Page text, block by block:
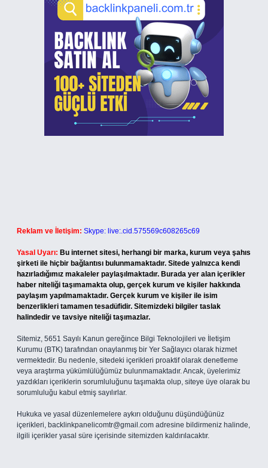
Reklam ve İletişim: Skype: live:.cid.575569c608265c69
Yasal Uyarı: Bu internet sitesi, herhangi bir marka, kurum veya şahıs
şirketi ile hiçbir bağlantısı bulunmamaktadır. Sitede yalnızca kendi
hazırladığımız makaleler paylaşılmaktadır. Burada yer alan içerikler
haber niteliği taşımamakta olup, gerçek kurum ve kişiler hakkında
paylaşım yapılmamaktadır. Gerçek kurum ve kişiler ile isim
benzerlikleri tamamen tesadüfidir. Sitemizdeki bilgiler taslak
halindedir ve tavsiye niteliği taşımazlar.
Sitemiz, 5651 Sayılı Kanun gereğince Bilgi Teknolojileri ve İletişim
Kurumu (BTK) tarafından onaylanmış bir Yer Sağlayıcı olarak hizmet
vermektedir. Bu nedenle, sitedeki içerikleri proaktif olarak denetleme
veya araştırma yükümlülüğümüz bulunmamaktadır. Ancak, üyelerimiz
yazdıkları içeriklerin sorumluluğunu taşımakta olup, siteye üye olarak bu
sorumluluğu kabul etmiş sayılırlar.
Hukuka ve yasal düzenlemelere aykırı olduğunu düşündüğünüz
içerikleri, backlinkpanelicomtr@gmail.com adresine bildirmeniz halinde,
ilgili içerikler yasal süre içerisinde sitemizden kaldırılacaktır.